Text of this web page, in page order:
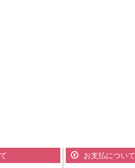
お支払について